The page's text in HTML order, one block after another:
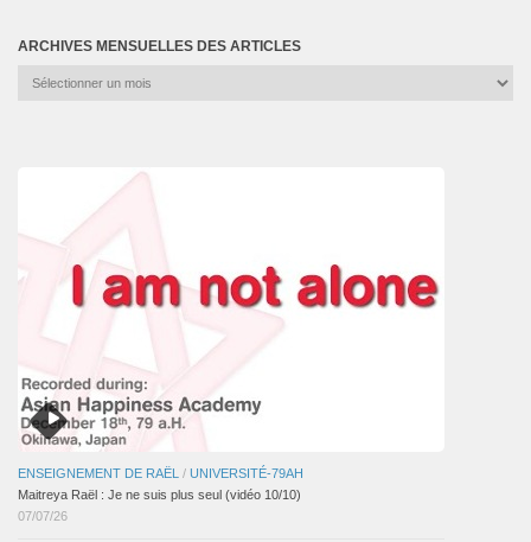
ARCHIVES MENSUELLES DES ARTICLES
Archives
ENSEIGNEMENT DE RAËL / UNIVERSITÉ-79AH
Maitreya Raël : Je ne suis plus seul (vidéo 10/10)
07/07/26